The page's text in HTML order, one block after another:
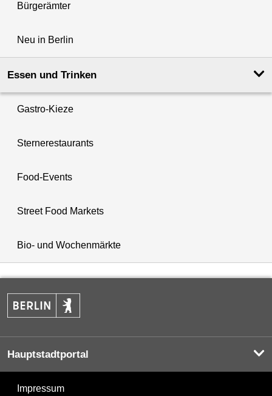
Bürgerämter
Neu in Berlin
Essen und Trinken
Gastro-Kieze
Sternerestaurants
Food-Events
Street Food Markets
Bio- und Wochenmärkte
Hauptstadtportal
Impressum